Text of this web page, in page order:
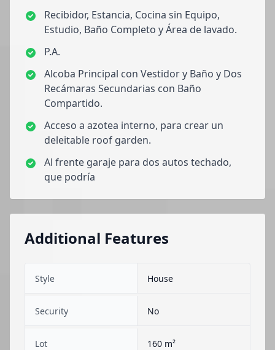
Recibidor, Estancia, Cocina sin Equipo,
Estudio, Baño Completo y Área de lavado.
P.A.
Alcoba Principal con Vestidor y Baño y Dos
Recámaras Secundarias con Baño
Compartido.
Acceso a azotea interno, para crear un
deleitable roof garden.
Al frente garaje para dos autos techado,
que podría
Additional Features
Style House
Security No
Lot 160 m²